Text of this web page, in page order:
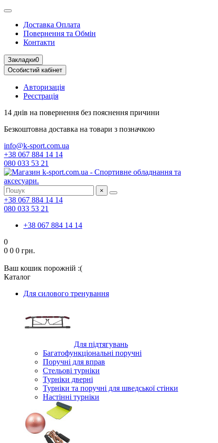
Доставка Оплата
Повернення та Обмін
Контакти
Закладки0
Особистий кабінет
Авторизація
Реєстрація
14 днів на повернення без пояснення причини
Безкоштовна доставка на товари з позначкою
info@k-sport.com.ua
+38 067 884 14 14
080 033 53 21
×
+38 067 884 14 14
080 033 53 21
+38 067 884 14 14
0
0 0 0 грн.
Ваш кошик порожній :(
Каталог
Для силового тренування
Для підтягувань
Багатофункціональні поручні
Поручні для вправ
Стельові турніки
Турніки дверні
Турніки та поручні для шведської стінки
Настінні турніки